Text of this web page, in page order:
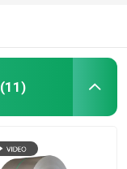
(11)